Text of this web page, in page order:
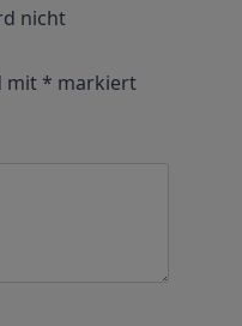
nicht
mit* markiert